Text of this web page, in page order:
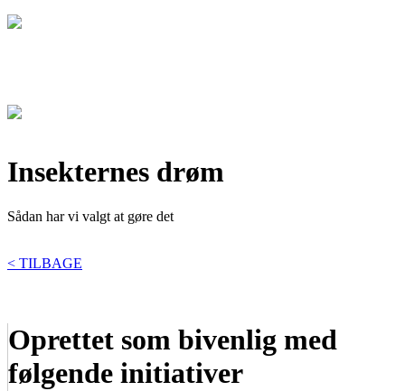
Insekternes drøm
Sådan har vi valgt at gøre det
< TILBAGE
Oprettet som bivenlig med
følgende initiativer